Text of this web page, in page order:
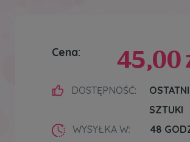
Cena: 45,00
DOSTĘPNOŚĆ:
SZTUKI
WYSYŁKA W:
48